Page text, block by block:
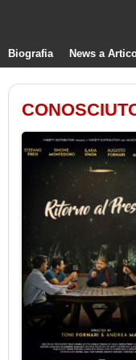
Biografia News a